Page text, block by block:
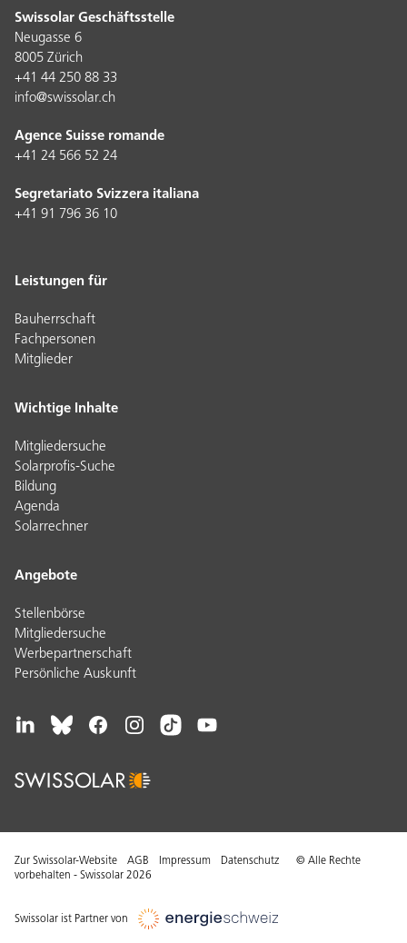
Swissolar Geschäftsstelle
Neugasse 6
8005 Zürich
+41 44 250 88 33
info@swissolar.ch
Agence Suisse romande
+41 24 566 52 24
Segretariato Svizzera italiana
+41 91 796 36 10
Leistungen für
Bauherrschaft
Fachpersonen
Mitglieder
Wichtige Inhalte
Mitgliedersuche
Solarprofis-Suche
Bildung
Agenda
Solarrechner
Angebote
Stellenbörse
Mitgliedersuche
Werbepartnerschaft
Persönliche Auskunft
Zur Swissolar-Website AGB Impressum Datenschutz
© Alle Rechte
vorbehalten - Swissolar 2026
Swissolar ist Partner von